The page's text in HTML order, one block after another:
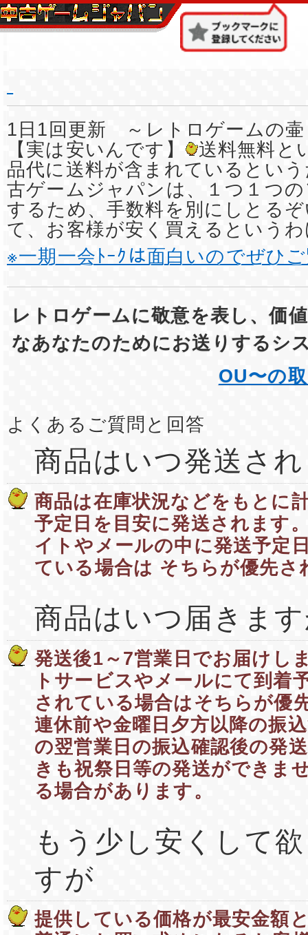
1日1回更新 ～レトロゲームの壷
【実は安いんです】
送料無料と
品代に送料が含まれているとい
古ゲームジャパンは、１つ１つ
するため、手数料を別にしとる
て、お客様が安く買えるという
※一期一会ﾄｰｸは面白いのでぜひ
レトロゲームに敬意を表し、価
なあなたのためにお送りするシ
OU〜の
よくあるご質問と回答
商品はいつ発送さ
商品は在庫状況などをもとに
予定日を目安に発送されます
イトやメールの中に発送予定
ている場合は そちらが優先さ
商品はいつ届きま
発送後1～7営業日でお届けし
トサービスやメールにて到着
されている場合はそちらが優
連休前や金曜日夕方以降の振
の翌営業日の振込確認後の発
きも祝祭日等の発送ができま
る場合があります。
もう少し安くして
すが
提供している価格が最安金額